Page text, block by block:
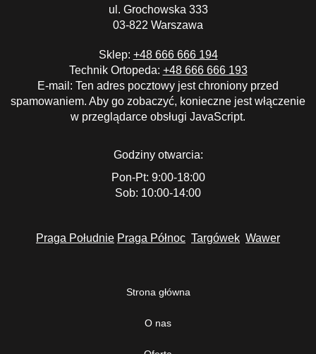
ul. Grochowska 333
03-822 Warszawa
Sklep: +48 666 666 194
Technik Ortopeda: +48 666 666 193
E-mail: Ten adres pocztowy jest chroniony przed
spamowaniem. Aby go zobaczyć, konieczne jest włączenie
w przeglądarce obsługi JavaScript.
Godziny otwarcia:
Pon-Pt: 9:00-18:00
Sob: 10:00-14:00
Praga Południe Praga Północ Targówek Wawer
Strona główna
O nas